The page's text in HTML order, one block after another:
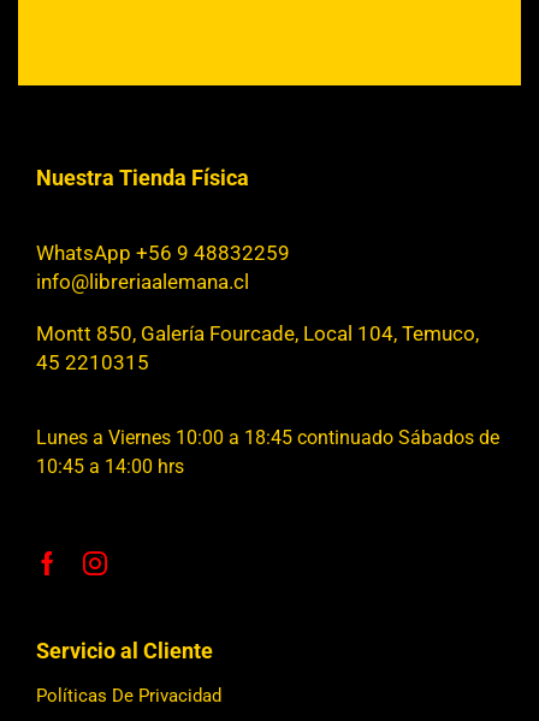
Nuestra Tienda Física
WhatsApp +56 9 48832259
info@libreriaalemana.cl
Montt 850, Galería Fourcade, Local 104, Temuco,
45 2210315
Lunes a Viernes 10:00 a 18:45 continuado Sábados de
10:45 a 14:00 hrs
Servicio al Cliente
Políticas De Privacidad